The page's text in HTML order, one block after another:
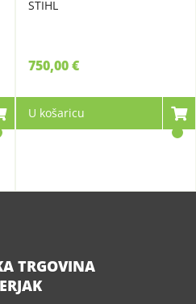
STIHL
750,00 €
U košaricu
TRGOVINA